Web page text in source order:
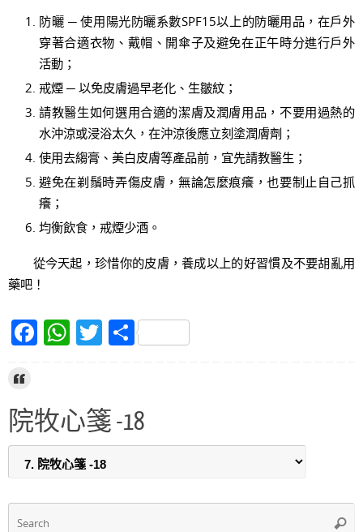
防曬 ─ 使用陽光防曬系數SPF15以上的防曬用品，在戶外
穿著合適衣物、戴帽、開傘子及避免在正午時分進行戶外
活動；
戒煙 ─ 以免皮膚過早老化、生皺紋；
請教醫生如何選用合適的潔膚及潤膚用品，不要用過熱的
水沖涼或浸浴太久，在沖涼後應立刻塗潤膚劑；
使用去縐膏、美白皮膚等產品前，宜先請教醫生；
避免在剃鬚時弄傷皮膚，無論怎麼痕癢，也要制止自己抓
癢；
均衡飲食，戒煙少酒。
從今天起，珍惜你的皮膚，養成以上的好習慣及不要胡亂用
藥吧！
F
e
b
o
k
W
s
A
p
T
er
S
e
院牧心箋 -18